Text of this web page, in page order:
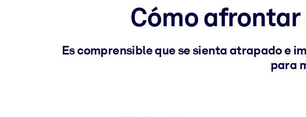
Para bibliotecas corporativas
Cómo
Es comprensible que se sienta atrapado e
para